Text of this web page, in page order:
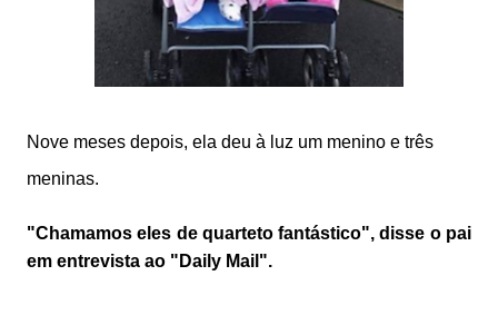
Nove meses depois, ela deu à luz um menino e três
meninas.
"Chamamos eles de quarteto fantástico", disse o pai
em entrevista ao "Daily Mail".